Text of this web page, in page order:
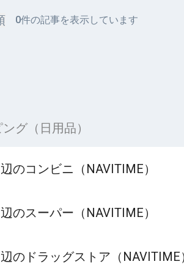
0件の記事を表示しています
グ（日用品）
のコンビニ（NAVITIME）
のスーパー（NAVITIME）
のドラッグストア（NAVITIME